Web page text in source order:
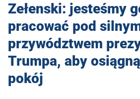
Zełenski: jesteśmy
pracować pod
przywództwem
Trumpa, aby
pokój